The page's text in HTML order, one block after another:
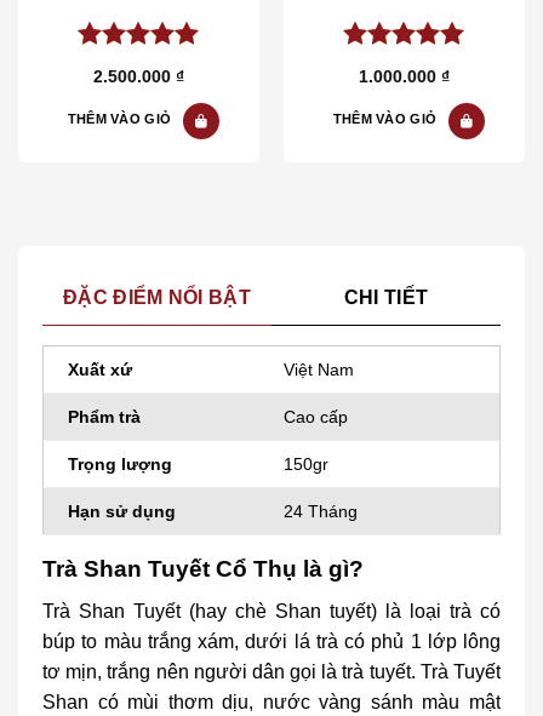
5.00out of
2.500.000 ₫
THÊM VÀO GIỎ
5.00out of
1.000.000 ₫
THÊM VÀO GIỎ
ĐẶC ĐIỂM NỔI BẬT CHI TIẾT
Xuất xứ Việt Nam
Phẩm trà Cao cấp
Trọng lượng 150gr
Hạn sử dụng 24 Tháng
Trà Shan Tuyết Cổ Thụ là gì?
Trà Shan Tuyết (hay chè Shan tuyết) là loại trà có
búp to màu trắng xám, dưới lá trà có phủ 1 lớp lông
tơ mịn, trắng nên người dân gọi là trà tuyết. Trà Tuyết
Shan có mùi thơm dịu, nước vàng sánh màu mật